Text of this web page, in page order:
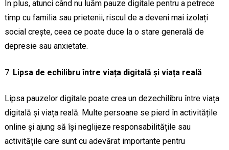
În plus, atunci când nu luăm pauze digitale pentru a petrece
timp cu familia sau prietenii, riscul de a deveni mai izolați
social crește, ceea ce poate duce la o stare generală de
depresie sau anxietate.
Lipsa de echilibru între viața digitală și viața reală
Lipsa pauzelor digitale poate crea un dezechilibru între viața
digitală și viața reală. Multe persoane se pierd în activitățile
online și ajung să își neglijeze responsabilitățile sau
activitățile care sunt cu adevărat importante pentru